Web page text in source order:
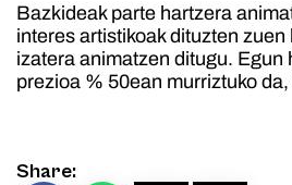
Bazkideak parte hartzera
interes artistikoak dituzten
izatera animatzen ditugu. Egun
prezioa % 50ean murriztuko
Share: